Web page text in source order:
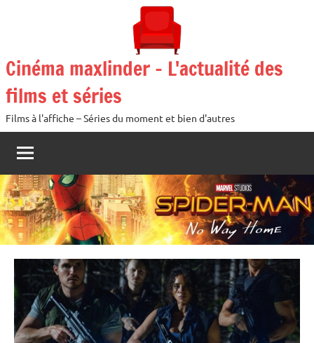
Cinéma maxlinder – L'actualité des
films et séries
Films à l'affiche – Séries du moment et bien d'autres